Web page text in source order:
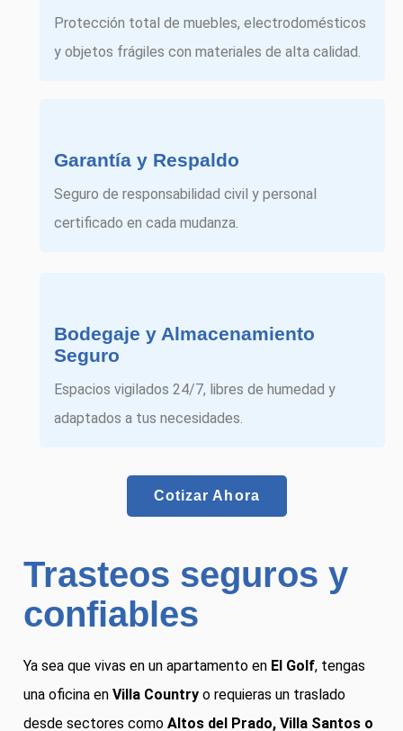
Protección total de muebles, electrodomésticos
y objetos frágiles con materiales de alta calidad.
Garantía y Respaldo
Seguro de responsabilidad civil y personal
certificado en cada mudanza.
Bodegaje y Almacenamiento
Seguro
Espacios vigilados 24/7, libres de humedad y
adaptados a tus necesidades.
Cotizar Ahora
Trasteos seguros y
confiables
Ya sea que vivas en un apartamento en El Golf, tengas
una oficina en Villa Country o requieras un traslado
desde sectores como Altos del Prado, Villa Santos o